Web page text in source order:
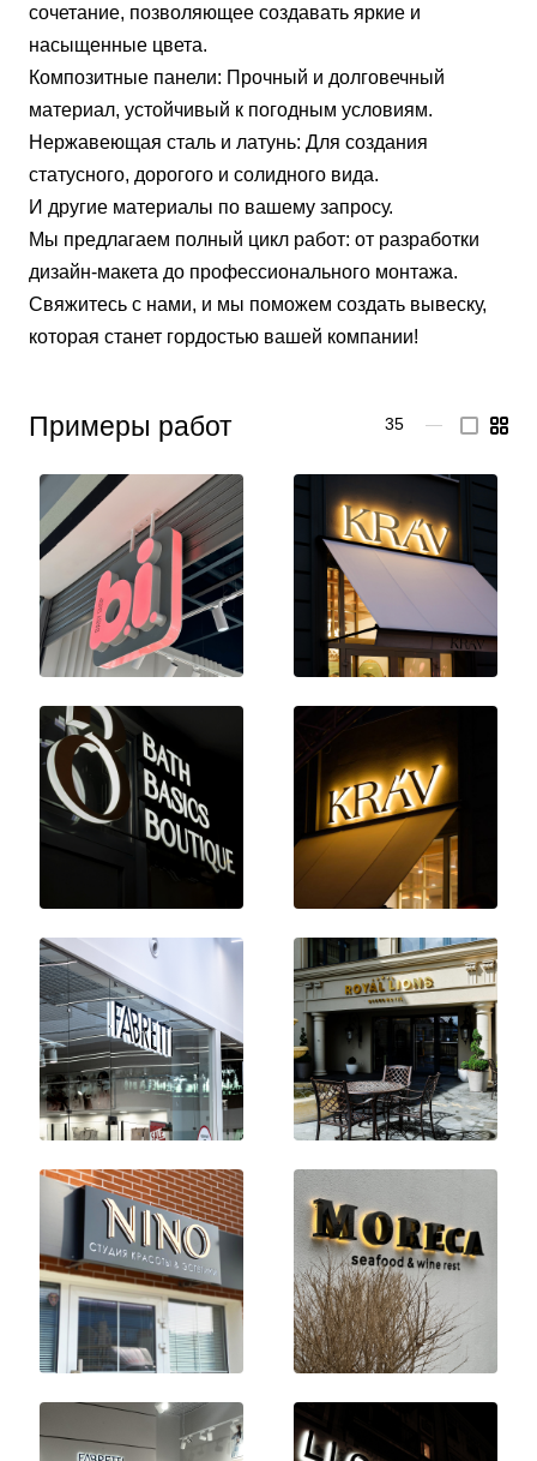
сочетание, позволяющее создавать яркие и
насыщенные цвета.
Композитные панели: Прочный и долговечный
материал, устойчивый к погодным условиям.
Нержавеющая сталь и латунь: Для создания
статусного, дорогого и солидного вида.
И другие материалы по вашему запросу.
Мы предлагаем полный цикл работ: от разработки
дизайн-макета до профессионального монтажа.
Свяжитесь с нами, и мы поможем создать вывеску,
которая станет гордостью вашей компании!
Примеры работ 35 —